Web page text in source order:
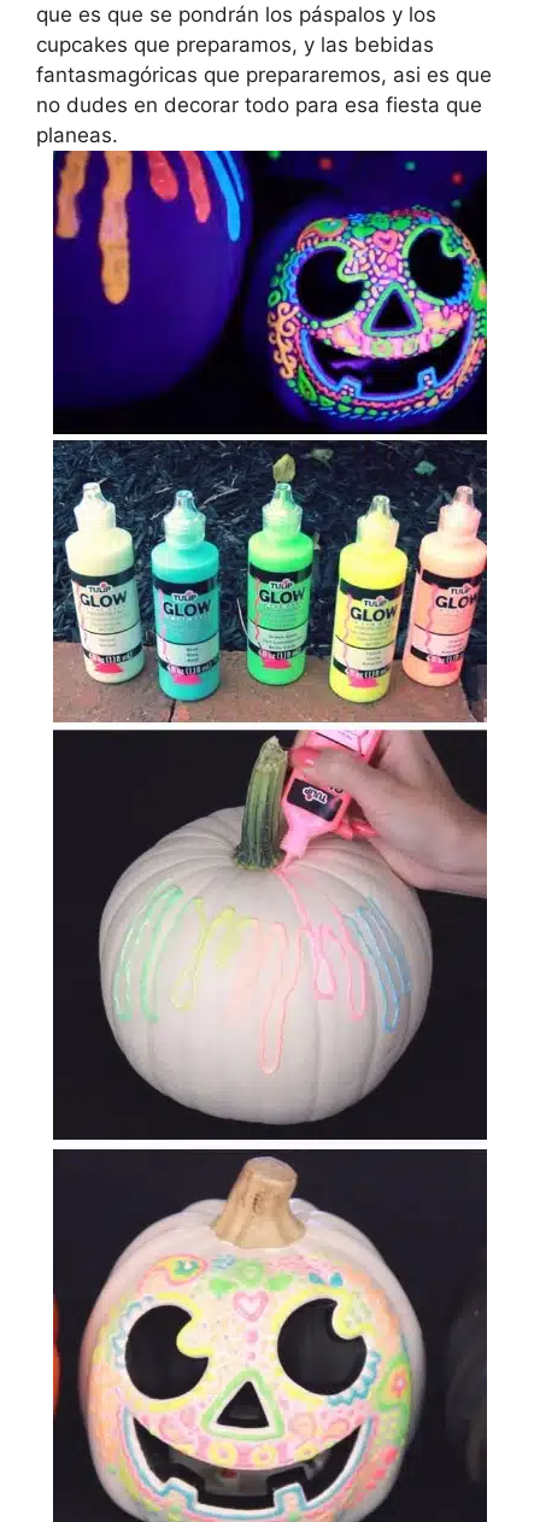
que es que se pondrán los páspalos y los
cupcakes que preparamos, y las bebidas
fantasmagóricas que prepararemos, asi es que
no dudes en decorar todo para esa fiesta que
planeas.